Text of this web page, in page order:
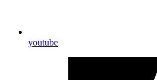
youtube